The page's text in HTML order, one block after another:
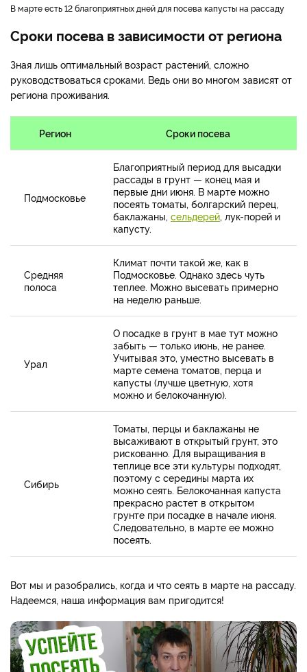
В марте есть 12 благоприятных дней для посева капусты на рассаду
Сроки посева в зависимости от региона
Зная лишь оптимальный возраст растений, сложно
руководствоваться сроками. Ведь они во многом зависят от
региона проживания.
Регион Сроки посева
Подмосковье
Благоприятный период для высадки
рассады в грунт — конец мая и
первые дни июня. В марте можно
посеять томаты, болгарский перец,
баклажаны, сельдерей, лук-порей и
капусту.
Средняя
полоса
Климат почти такой же, как в
Подмосковье. Однако здесь чуть
теплее. Можно высевать примерно
на неделю раньше.
Урал
О посадке в грунт в мае тут можно
забыть — только июнь, не ранее.
Учитывая это, уместно высевать в
марте семена томатов, перца и
капусты (лучше цветную, хотя
можно и белокочанную).
Сибирь
Томаты, перцы и баклажаны не
высаживают в открытый грунт, это
рискованно. Для выращивания в
теплице все эти культуры подходят,
поэтому с середины марта их
можно сеять. Белокочанная капуста
прекрасно растет в открытом
грунте при посадке в начале июня.
Следовательно, в марте ее можно
посеять.
Вот мы и разобрались, когда и что сеять в марте на рассаду.
Надеемся, наша информация вам пригодится!